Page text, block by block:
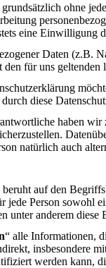
ohne
eine Einwilligung
Daten (z.B.
für uns geltenden
diese
haben wir
natürlich auch
beruht auf den
jede Person sowohl
unter anderem
“ alle Informationen,
insbesondere
werden kann,